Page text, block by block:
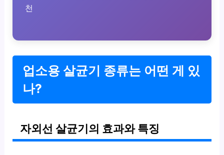
천
업소용 살균기 종류는 어떤 게 있
나?
자외선 살균기의 효과와 특징